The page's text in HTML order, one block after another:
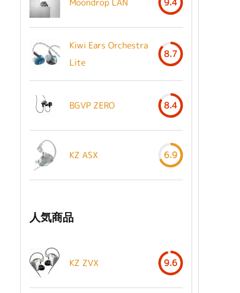
Kiwi Ears Orchestra
Lite
8.7
BGVP ZERO 8.4
KZ ASX 6.9
人気商品
KZ ZVX 9.6